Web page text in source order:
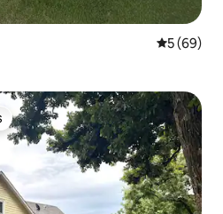
5 (69)